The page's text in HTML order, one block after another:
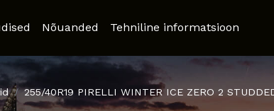
Nõuanded Tehniline informatsioon
255/40R19 PIRELLI WINTER ICE ZERO 2